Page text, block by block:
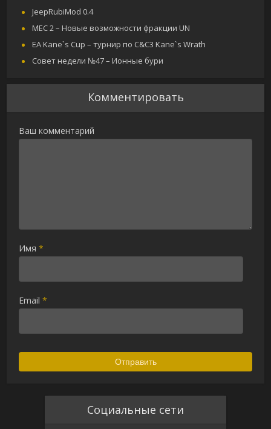
JeepRubiMod 0.4
MEC 2 – Новые возможности фракции UN
EA Kane`s Cup – турнир по C&C3 Kane`s Wrath
Совет недели №47 – Ионные бури
Комментировать
Ваш комментарий
Имя*
Email*
Социальные сети